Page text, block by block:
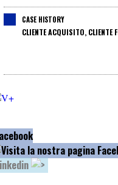
CASE HISTORY
CLIENTE ACQUISITO, CLIENTE